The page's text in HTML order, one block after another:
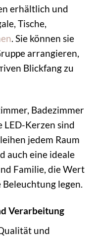
erhältlich und
Tische,
. Sie können sie
arrangieren,
Blickfang zu
Badezimmer
LED-Kerzen sind
jedem Raum
auch eine ideale
Familie, die Wert
legen.
Verarbeitung
und